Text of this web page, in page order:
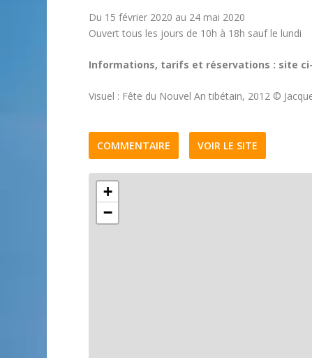
Du 15 février 2020 au 24 mai 2020
Ouvert tous les jours de 10h à 18h sauf le lundi
Informations, tarifs et réservations : site
Visuel : Fête du Nouvel An tibétain, 2012 ©
COMMENTAIRE VOIR LE SITE
+
−